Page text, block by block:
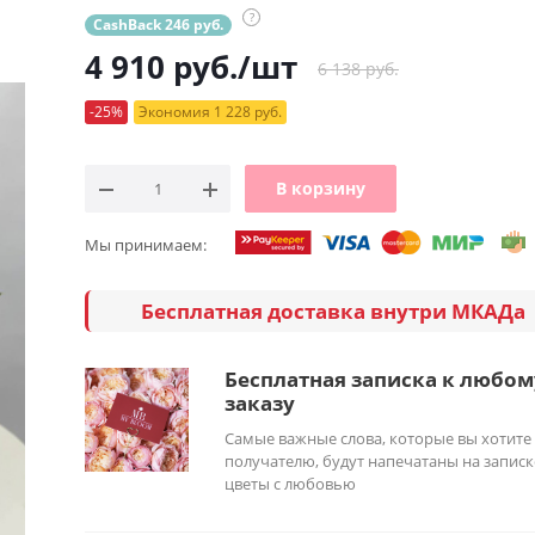
CashBack 246 руб. ?
4 910 руб./шт 6 138 руб.
-25% Экономия 1 228 руб.
В корзину
Мы принимаем:
Бесплатная доставка внутри МКАДа
Бесплатная записка к
заказу
Самые важные слова, которые вы хотите
получателю, будут напечатаны на
цветы с любовью